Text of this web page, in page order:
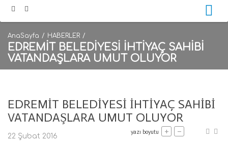
AnaSayfa HABERLER
EDREMİT BELEDİYESİ İHTİYAÇ SAHİBİ
VATANDAŞLARA UMUT OLUYOR
EDREMİT BELEDİYESİ İHTİYAÇ SAHİBİ
VATANDAŞLARA UMUT OLUYOR
yazı boyutu + –
22 Şubat 2016